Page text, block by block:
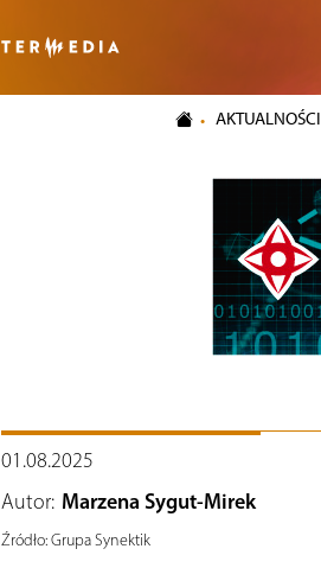
AKTUALNOŚCI
01.08.2025
Autor: Marzena Sygut-Mirek
Źródło:Grupa Synektik